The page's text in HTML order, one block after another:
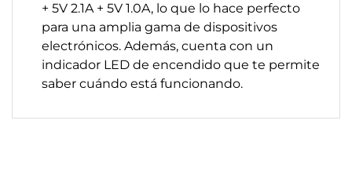
+ 5V 2.1A + 5V 1.0A, lo que lo hace perfecto
para una amplia gama de dispositivos
electrónicos. Además, cuenta con un
indicador LED de encendido que te permite
saber cuándo está funcionando.